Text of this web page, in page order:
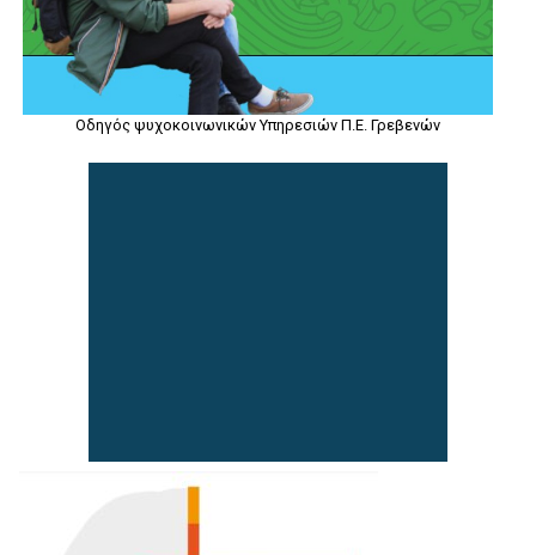
Οδηγός ψυχοκοινωνικών Υπηρεσιών Π.Ε. Γρεβενών